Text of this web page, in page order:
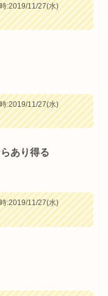
:2019/11/27(水)
:2019/11/27(水)
あり得る
:2019/11/27(水)